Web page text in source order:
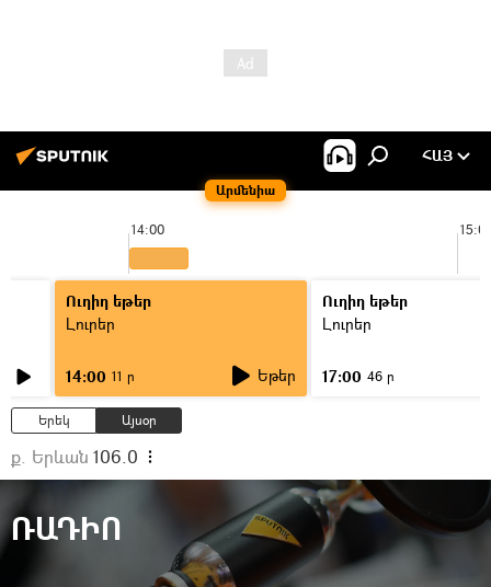
Արմենիա
ՀԱՅ
14:00
Ուղիղ եթեր
Լուրեր
14:00 11 ր Եթեր
Ուղիղ եթեր
Լուրեր
17:00 46 ր
Երեկ Այսօր
ք. Երևան 106.0
ՌԱԴԻՈ